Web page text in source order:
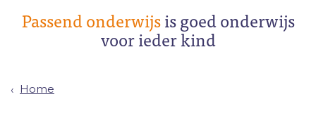
Passend onderwijsis goed onderwijs
voor ieder kind
Home